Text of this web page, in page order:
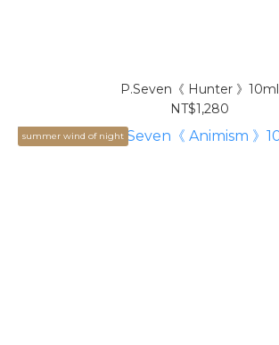
P.Seven《 Hunter 》10ml
NT$1,280
summer wind of night